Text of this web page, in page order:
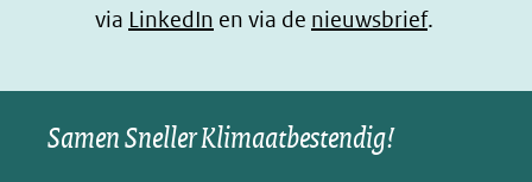
venster)
naar
een
venster)
naar
een
venster)
naar
een
l
e
s
via LinkedIn (opent
nieuw
venster)
en via de nieuwsbrief.
Samen Sneller Klimaatbestendig!